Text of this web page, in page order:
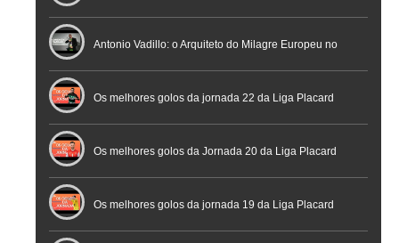
profissional em conferência histórica na Cidade do
Futebol
Antonio Vadillo: o Arquiteto do Milagre Europeu no
Futsal | Documentário
Os melhores golos da jornada 22 da Liga Placard
Os melhores golos da Jornada 20 da Liga Placard
Futsal
Os melhores golos da jornada 19 da Liga Placard